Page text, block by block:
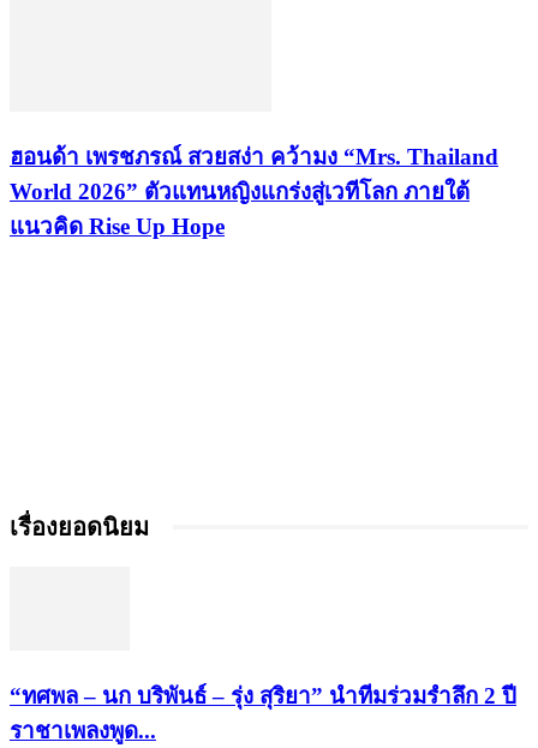
ฮอนด้า เพรชภรณ์ สวยสง่า คว้ามง “Mrs. Thailand
World 2026” ตัวแทนหญิงแกร่งสู่เวทีโลก ภายใต้
แนวคิด Rise Up Hope
เรื่องยอดนิยม
“ทศพล – นก บริพันธ์ – รุ่ง สุริยา” นำทีมร่วมรำลึก 2 ปี
ราชาเพลงพูด...